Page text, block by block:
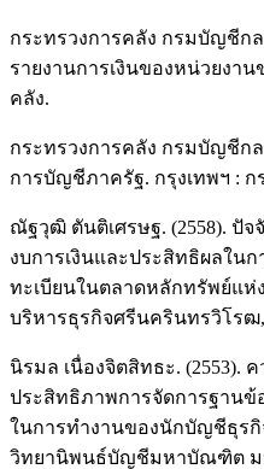
กระทรวงการคลัง กรมบัญชีกล
รายงานการเงินของหน่วยงาน
คลัง.
กระทรวงการคลัง กรมบัญชีกล
การบัญชีภาครัฐ. กรุงเทพฯ : ก
ณัฐวุฒิ ตันติเศรษฐ. (2558). ปั
งบการเงินและประสิทธิผลใน
ทะเบียนในตลาดหลักทรัพย์แห่
บริหารธุรกิจศรีนครินทรวิโรฒ,
นิรมล เนื่องจิตสิทธะ. (2553).
ประสิทธิภาพการจัดการฐาน
ในการทำงานของนักบัญชีธุรกิ
วิทยานิพนธ์บัญชีมหาบัณฑิต ม